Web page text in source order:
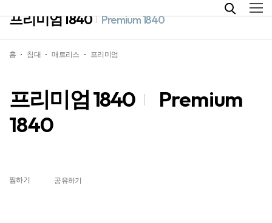
홈 침대 매트리스 프리미엄
프리미엄 1840
Premium
1840
찜하기 공유하기
프리미엄 1840 Premium 1840